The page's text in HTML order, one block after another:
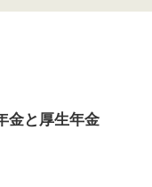
金と厚生年金